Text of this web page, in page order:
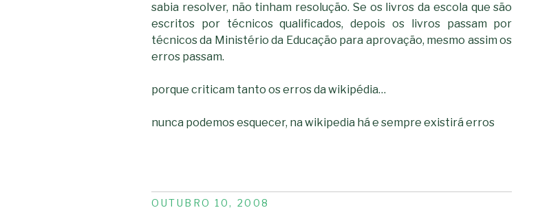
sabia resolver, não tinham resolução. Se os livros da escola que são
escritos por técnicos qualificados, depois os livros passam por
técnicos da Ministério da Educação para aprovação, mesmo assim os
erros passam.
porque criticam tanto os erros da wikipédia…
nunca podemos esquecer, na wikipedia há e sempre existirá erros
PUBLICADO
OUTUBRO 10, 2008